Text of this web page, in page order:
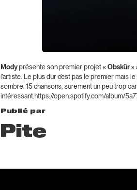
Modyprésente son premier projet« Obskür »
l’artiste. Le plus dur c’est pas le premier
sombre. 15 chansons, surement un peu trop
intéressant.https://open.spotify.com/album/
Publié par
Pite